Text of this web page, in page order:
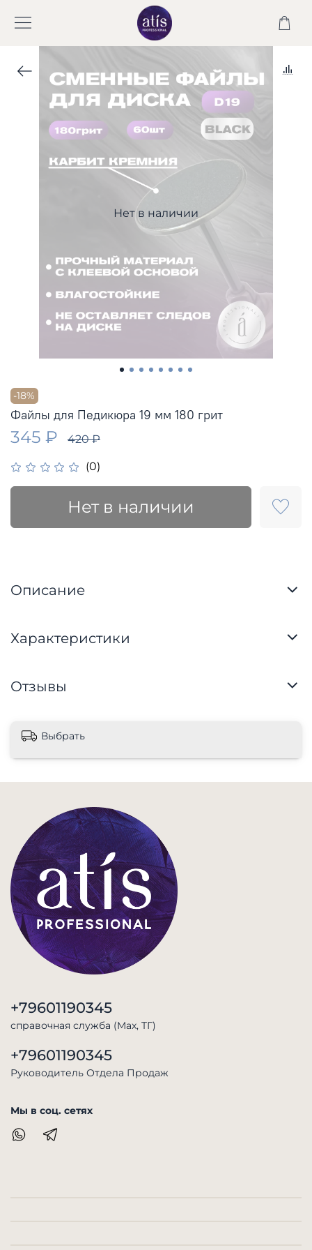
Нет в наличии
-18%
(0)
Файлы для Педикюра 19 мм 180 грит
345 ₽ 420 ₽
Нет в наличии
Описание
Характеристики
Отзывы
Выбрать
+79601190345
справочная служба (Max, TГ)
+79601190345
Руководитель Отдела Продаж
Мы в соц. сетях